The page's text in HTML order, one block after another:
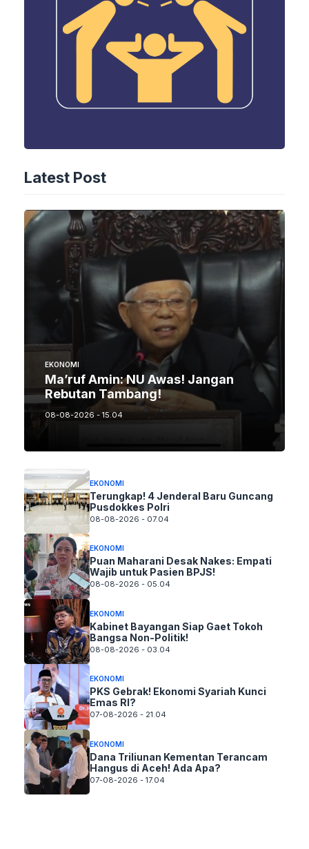
Latest Post
EKONOMI
Ma’ruf Amin: NU Awas! Jangan
Rebutan Tambang!
08-08-2026 - 15.04
EKONOMI
Terungkap! 4 Jenderal Baru Guncang
Pusdokkes Polri
08-08-2026 - 07.04
EKONOMI
Puan Maharani Desak Nakes: Empati
Wajib untuk Pasien BPJS!
08-08-2026 - 05.04
EKONOMI
Kabinet Bayangan Siap Gaet Tokoh
Bangsa Non-Politik!
08-08-2026 - 03.04
EKONOMI
PKS Gebrak! Ekonomi Syariah Kunci
Emas RI?
07-08-2026 - 21.04
EKONOMI
Dana Triliunan Kementan Terancam
Hangus di Aceh! Ada Apa?
07-08-2026 - 17.04